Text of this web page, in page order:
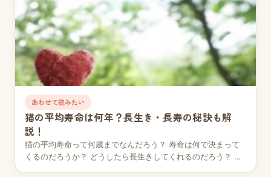
あわせて読みたい
猫の平均寿命は何年？長生き・長寿の秘訣も解
説！
猫の平均寿命って何歳までなんだろう？ 寿命は何で決まって
くるのだろうか？ どうしたら長生きしてくれるのだろう？ 上